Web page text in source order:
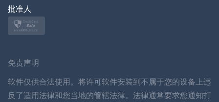
ภาษาไทย
批准人
免责声明
软件仅供合法使用。将许可软件安装到不属于您的设备上违
反了适用法律和您当地的管辖法律。法律通常要求您通知打